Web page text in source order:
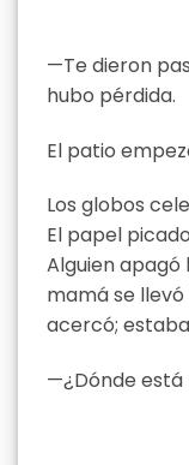
—Te dieron
hubo pérdida.
El patio
Los globos
El papel
Alguien apagó
mamá se
acercó;
—¿Dónde está